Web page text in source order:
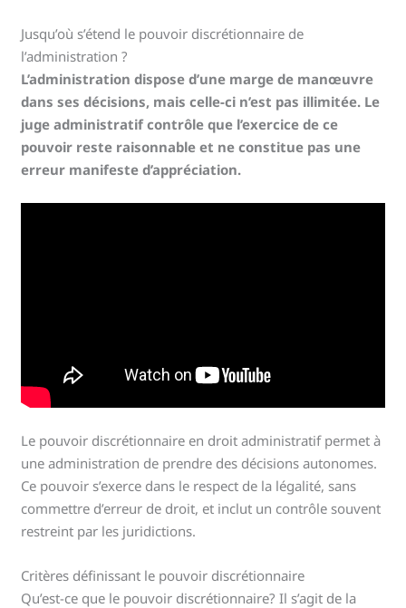
Jusqu’où s’étend le pouvoir discrétionnaire de
l’administration ?
L’administration dispose d’une marge de manœuvre
dans ses décisions, mais celle-ci n’est pas illimitée. Le
juge administratif contrôle que l’exercice de ce
pouvoir reste raisonnable et ne constitue pas une
erreur manifeste d’appréciation.
Le pouvoir discrétionnaire en droit administratif permet à
une administration de prendre des décisions autonomes.
Ce pouvoir s’exerce dans le respect de la légalité, sans
commettre d’erreur de droit, et inclut un contrôle souvent
restreint par les juridictions.
Critères définissant le pouvoir discrétionnaire
Qu’est-ce que le pouvoir discrétionnaire? Il s’agit de la